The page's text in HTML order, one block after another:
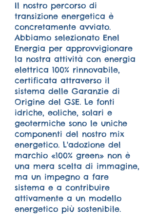
Il nostro percorso di
transizione energetica è
concretamente avviato.
Abbiamo selezionato Enel
Energia per approvvigionare
la nostra attività con energia
elettrica 100% rinnovabile,
certificata attraverso il
sistema delle Garanzie di
Origine del GSE. Le fonti
idriche, eoliche, solari e
geotermiche sono le uniche
componenti del nostro mix
energetico. L'adozione del
marchio «100% green» non è
una mera scelta di immagine,
ma un impegno a fare
sistema e a contribuire
attivamente a un modello
energetico più sostenibile.